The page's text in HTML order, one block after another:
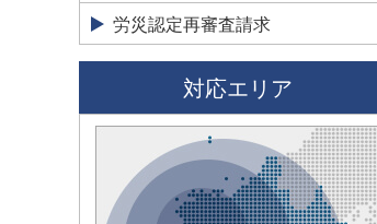
労災認定再審査請求
対応エリア